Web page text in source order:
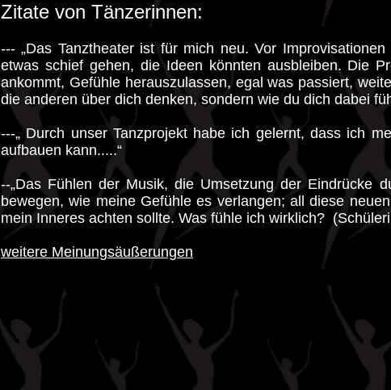
Zitate von Tänzerinnen:
--- „Das Tanztheater ist für mich neu. Vor
etwas schief gehen, die Ideen könnten ausbleiben. Die
ankommt, Gefühle herauszulassen, egal was passiert,
die anderen über dich denken, sondern wie du dich dabei
---„ Durch unser Tanzprojekt habe ich gelernt, dass ich
aufbauen kann.....“
--„Das Fühlen der Musik, die Umsetzung der Eindrücke
bewegen, wie meine Gefühle es verlangen; all diese
mein Inneres achten sollte. Was fühle ich wirklich?
weitere Meinungsäußerungen